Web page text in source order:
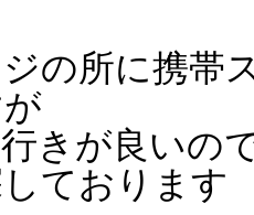
の所に携帯
きが良いの
ております